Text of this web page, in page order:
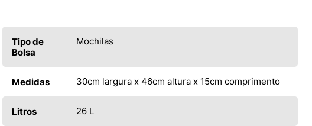
Tipo de
Bolsa
Mochilas
Medidas 30cm largura x 46cm altura x 15cm comprimento
Litros 26 L